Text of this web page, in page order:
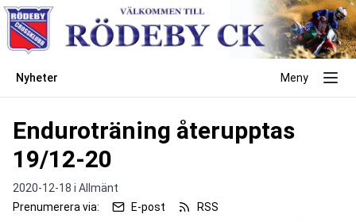
Nyheter Meny
Enduroträning återupptas
19/12-20
2020-12-18 i Allmänt
Prenumerera via:
E-post RSS